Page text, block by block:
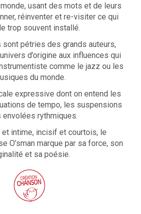
usant des mots et de leurs
réinventer et re-visiter ce qui
trop souvent installé.
sont pétries des grands auteurs,
d’origine aux influences qui
comme le jazz ou les
du monde.
expressive dont on entend les
de tempo, les suspensions
envolées rythmiques.
intime, incisif et courtois, le
O’sman marque par sa force, son
et sa poésie.